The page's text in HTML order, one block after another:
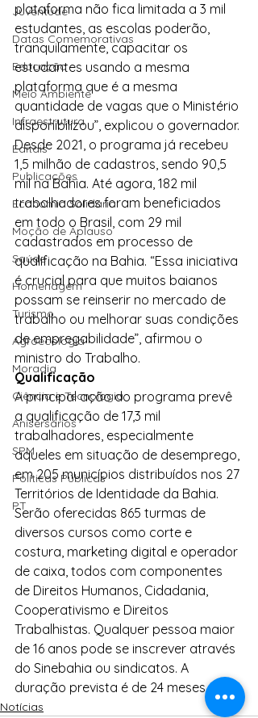
Juventude
Datas Comemorativas
Educação
Meio Ambiente
Infraestrutura
Editais
Publicações
Economia Solidária
Moção de Aplauso
Saúde
Homenagem
Turismo
Agroecologia
Moradia
Ciência e Tecnologia
Anisersários
SPM
Políticas Públicas
PT
plataforma não fica limitada a 3 mil
estudantes, as escolas poderão,
tranquilamente, capacitar os
estudantes usando a mesma
plataforma que é a mesma
quantidade de vagas que o Ministério
disponibilizou”, explicou o governador.
Desde 2021, o programa já recebeu
1,5 milhão de cadastros, sendo 90,5
mil na Bahia. Até agora, 182 mil
trabalhadores foram beneficiados
em todo o Brasil, com 29 mil
cadastrados em processo de
qualificação na Bahia. “Essa iniciativa
é crucial para que muitos baianos
possam se reinserir no mercado de
trabalho ou melhorar suas condições
de empregabilidade”, afirmou o
ministro do Trabalho.
Qualificação
A principal ação do programa prevê
a qualificação de 17,3 mil
trabalhadores, especialmente
aqueles em situação de desemprego,
em 205 municípios distribuídos nos 27
Territórios de Identidade da Bahia.
Serão oferecidas 865 turmas de
diversos cursos como corte e
costura, marketing digital e operador
de caixa, todos com componentes
de Direitos Humanos, Cidadania,
Cooperativismo e Direitos
Trabalhistas. Qualquer pessoa maior
de 16 anos pode se inscrever através
do Sinebahia ou sindicatos. A
duração prevista é de 24 meses.
Notícias